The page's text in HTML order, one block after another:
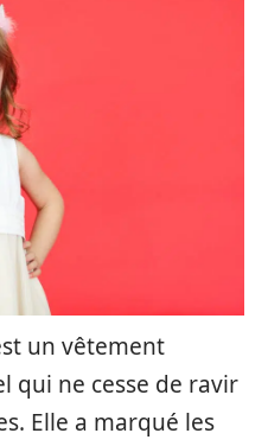
un vêtement
qui ne cesse de ravir
Elle a marqué les